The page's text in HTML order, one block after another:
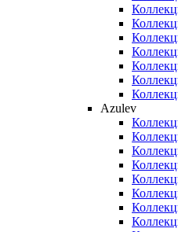
Azulev